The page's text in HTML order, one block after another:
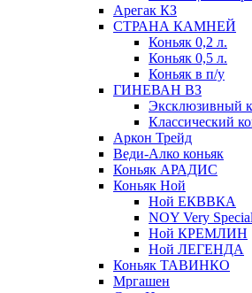
Арегак КЗ
СТРАНА КАМНЕЙ
Коньяк 0,2 л.
Коньяк 0,5 л.
Коньяк в п/у
ГИНЕВАН ВЗ
Эксклюзивный
Классический
Аркон Трейд
Веди-Алко коньяк
Коньяк АРАДИС
Коньяк Ной
Ной ЕКВВКА
NOY Very Special
Ной КРЕМЛИН
Ной ЛЕГЕНДА
Коньяк ТАВИНКО
Мргашен